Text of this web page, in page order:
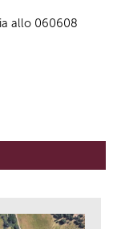
allo 060608